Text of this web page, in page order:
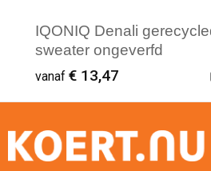
IQONIQ Denali
sweater ongeverfd
vanaf € 13,47
Minimale afname: 1